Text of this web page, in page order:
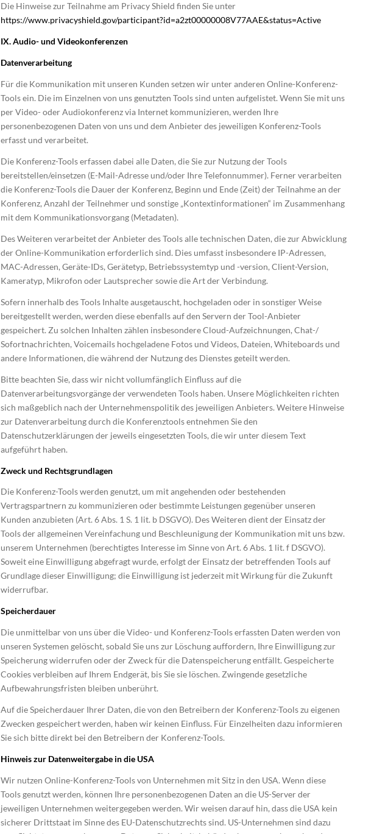
Die Hinweise zur Teilnahme am Privacy Shield finden Sie unter
https://www.privacyshield.gov/participant?id=a2zt00000008V77AAE&status=Active
IX. Audio- und Videokonferenzen
Datenverarbeitung
Für die Kommunikation mit unseren Kunden setzen wir unter anderen Online-Konferenz-
Tools ein. Die im Einzelnen von uns genutzten Tools sind unten aufgelistet. Wenn Sie mit uns
per Video- oder Audiokonferenz via Internet kommunizieren, werden Ihre
personenbezogenen Daten von uns und dem Anbieter des jeweiligen Konferenz-Tools
erfasst und verarbeitet.
Die Konferenz-Tools erfassen dabei alle Daten, die Sie zur Nutzung der Tools
bereitstellen/einsetzen (E-Mail-Adresse und/oder Ihre Telefonnummer). Ferner verarbeiten
die Konferenz-Tools die Dauer der Konferenz, Beginn und Ende (Zeit) der Teilnahme an der
Konferenz, Anzahl der Teilnehmer und sonstige „Kontextinformationen“ im Zusammenhang
mit dem Kommunikationsvorgang (Metadaten).
Des Weiteren verarbeitet der Anbieter des Tools alle technischen Daten, die zur Abwicklung
der Online-Kommunikation erforderlich sind. Dies umfasst insbesondere IP-Adressen,
MAC-Adressen, Geräte-IDs, Gerätetyp, Betriebssystemtyp und -version, Client-Version,
Kameratyp, Mikrofon oder Lautsprecher sowie die Art der Verbindung.
Sofern innerhalb des Tools Inhalte ausgetauscht, hochgeladen oder in sonstiger Weise
bereitgestellt werden, werden diese ebenfalls auf den Servern der Tool-Anbieter
gespeichert. Zu solchen Inhalten zählen insbesondere Cloud-Aufzeichnungen, Chat-/
Sofortnachrichten, Voicemails hochgeladene Fotos und Videos, Dateien, Whiteboards und
andere Informationen, die während der Nutzung des Dienstes geteilt werden.
Bitte beachten Sie, dass wir nicht vollumfänglich Einfluss auf die
Datenverarbeitungsvorgänge der verwendeten Tools haben. Unsere Möglichkeiten richten
sich maßgeblich nach der Unternehmenspolitik des jeweiligen Anbieters. Weitere Hinweise
zur Datenverarbeitung durch die Konferenztools entnehmen Sie den
Datenschutzerklärungen der jeweils eingesetzten Tools, die wir unter diesem Text
aufgeführt haben.
Zweck und Rechtsgrundlagen
Die Konferenz-Tools werden genutzt, um mit angehenden oder bestehenden
Vertragspartnern zu kommunizieren oder bestimmte Leistungen gegenüber unseren
Kunden anzubieten (Art. 6 Abs. 1 S. 1 lit. b DSGVO). Des Weiteren dient der Einsatz der
Tools der allgemeinen Vereinfachung und Beschleunigung der Kommunikation mit uns bzw.
unserem Unternehmen (berechtigtes Interesse im Sinne von Art. 6 Abs. 1 lit. f DSGVO).
Soweit eine Einwilligung abgefragt wurde, erfolgt der Einsatz der betreffenden Tools auf
Grundlage dieser Einwilligung; die Einwilligung ist jederzeit mit Wirkung für die Zukunft
widerrufbar.
Speicherdauer
Die unmittelbar von uns über die Video- und Konferenz-Tools erfassten Daten werden von
unseren Systemen gelöscht, sobald Sie uns zur Löschung auffordern, Ihre Einwilligung zur
Speicherung widerrufen oder der Zweck für die Datenspeicherung entfällt. Gespeicherte
Cookies verbleiben auf Ihrem Endgerät, bis Sie sie löschen. Zwingende gesetzliche
Aufbewahrungsfristen bleiben unberührt.
Auf die Speicherdauer Ihrer Daten, die von den Betreibern der Konferenz-Tools zu eigenen
Zwecken gespeichert werden, haben wir keinen Einfluss. Für Einzelheiten dazu informieren
Sie sich bitte direkt bei den Betreibern der Konferenz-Tools.
Hinweis zur Datenweitergabe in die USA
Wir nutzen Online-Konferenz-Tools von Unternehmen mit Sitz in den USA. Wenn diese
Tools genutzt werden, können Ihre personenbezogenen Daten an die US-Server der
jeweiligen Unternehmen weitergegeben werden. Wir weisen darauf hin, dass die USA kein
sicherer Drittstaat im Sinne des EU-Datenschutzrechts sind. US-Unternehmen sind dazu